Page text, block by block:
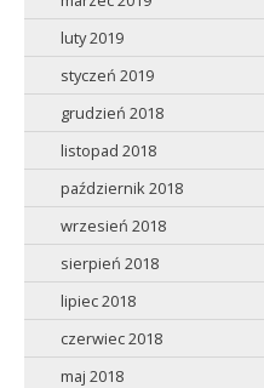
luty 2019
styczeń 2019
grudzień 2018
listopad 2018
październik 2018
wrzesień 2018
sierpień 2018
lipiec 2018
czerwiec 2018
maj 2018